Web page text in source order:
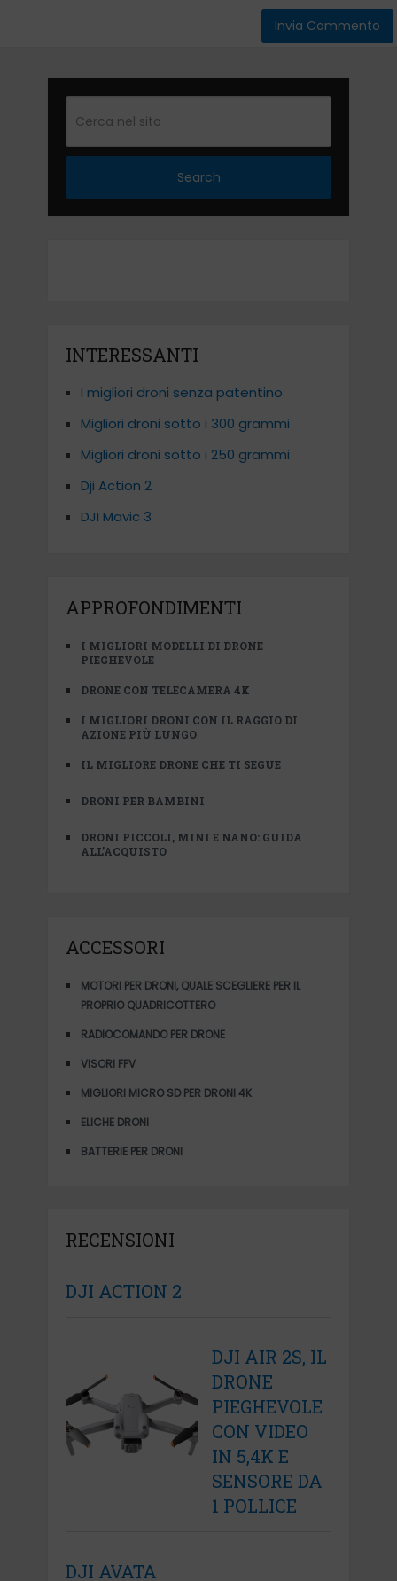
Search
INTERESSANTI
I migliori droni senza patentino
Migliori droni sotto i 300 grammi
Migliori droni sotto i 250 grammi
Dji Action 2
DJI Mavic 3
APPROFONDIMENTI
I MIGLIORI MODELLI DI DRONE
PIEGHEVOLE
DRONE CON TELECAMERA 4K
I MIGLIORI DRONI CON IL RAGGIO DI
AZIONE PIÙ LUNGO
IL MIGLIORE DRONE CHE TI SEGUE
DRONI PER BAMBINI
DRONI PICCOLI, MINI E NANO: GUIDA
ALL’ACQUISTO
ACCESSORI
MOTORI PER DRONI, QUALE SCEGLIERE PER IL
PROPRIO QUADRICOTTERO
RADIOCOMANDO PER DRONE
VISORI FPV
MIGLIORI MICRO SD PER DRONI 4K
ELICHE DRONI
BATTERIE PER DRONI
RECENSIONI
DJI ACTION 2
DJI AIR 2S, IL
DRONE
PIEGHEVOLE
CON VIDEO
IN 5,4K E
SENSORE DA
1 POLLICE
DJI AVATA